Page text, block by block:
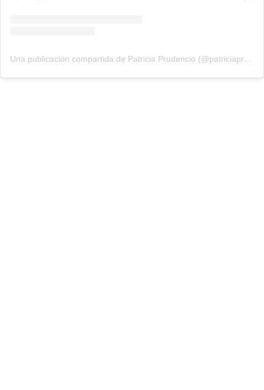
Una publicación compartida de Patricia Prudencio (@patriciaprudencio98)